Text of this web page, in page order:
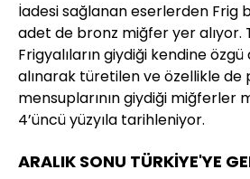
İadesi sağlanan eserlerden Frig
adet de bronz miğfer yer alıyor.
Frigyalıların giydiği kendine
alınarak türetilen ve özellikle de
mensuplarının giydiği miğferler
4’üncü yüzyıla tarihleniyor.
ARALIK SONU TÜRKİYE'YE